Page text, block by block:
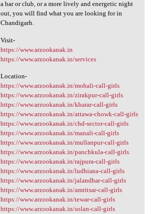
a bar or club, or a more lively and energetic night
out, you will find what you are looking for in
Chandigarh.
Visit-
https://www.arzookanak.in
https://www.arzookanak.in/services
Location-
https://www.arzookanak.in/mohali-call-girls
https://www.arzookanak.in/zirakpur-call-girls
https://www.arzookanak.in/kharar-call-girls
https://www.arzookanak.in/attawa-chowk-call-girls
https://www.arzookanak.in/chd-sector-call-girls
https://www.arzookanak.in/manali-call-girls
https://www.arzookanak.in/mullanpur-call-girls
https://www.arzookanak.in/panchkula-call-girls
https://www.arzookanak.in/rajpura-call-girls
https://www.arzookanak.in/ludhiana-call-girls
https://www.arzookanak.in/jalandhar-call-girls
https://www.arzookanak.in/amritsar-call-girls
https://www.arzookanak.in/tewar-call-girls
https://www.arzookanak.in/solan-call-girls